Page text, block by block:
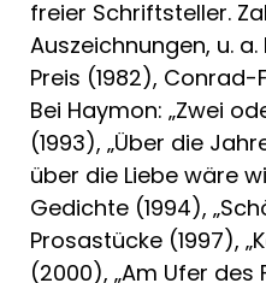
freier Schriftsteller.
Auszeichnungen, u.
Preis (1982),
Bei Haymon: „Zwei
(1993), „Über die
über die Liebe wäre
Gedichte (1994),
Prosastücke (1997),
(2000), „Am Ufer des